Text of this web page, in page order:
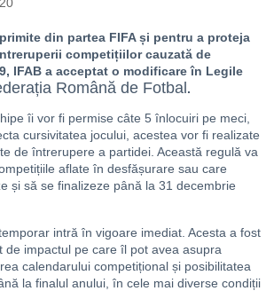
din partea FIFA și pentru a proteja
competițiilor cauzată de
IFAB a acceptat o modificare în Legile
Română de Fotbal .
îi vor fi permise câte 5 înlocuiri pe meci,
cursivitatea jocului, acestea vor fi realizate
de întrerupere a partidei. Această regulă va
aflate în desfășurare sau care
și să se finalizeze până la 31 decembrie
intră în vigoare imediat. Acesta a fost
de impactul pe care îl pot avea asupra
calendarului competițional și posibilitatea
la finalul anului, în cele mai diverse condiții